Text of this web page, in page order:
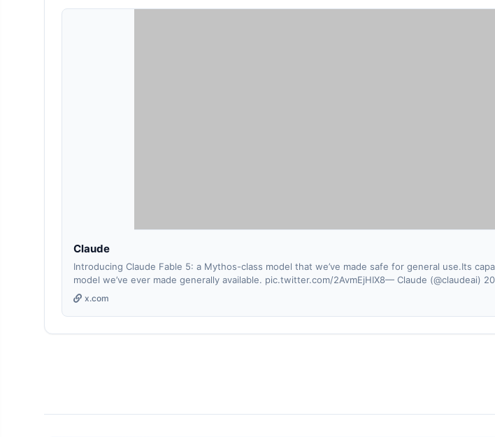
Claude
Introducing Claude Fable 5: a Mythos-class model that we’ve made safe for general use.Its
model we’ve ever made generally available. pic.twitter.com/2AvmEjHIX8— Claude (@claudeai)
x.com